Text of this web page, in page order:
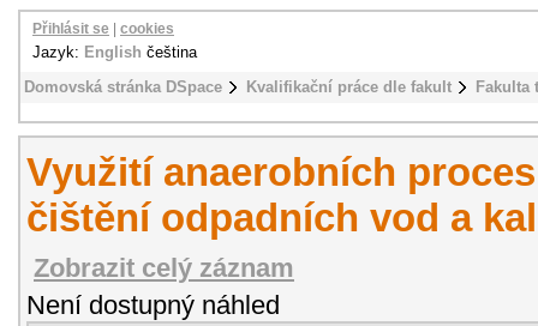
Domovská stránka DSpace Kvalifikační práce dle fakult Fakulta
Přihlásit se cookies
Jazyk: English čeština
Využití anaerobních
čištění odpadních vod a
Zobrazit celý záznam
Není dostupný náhled